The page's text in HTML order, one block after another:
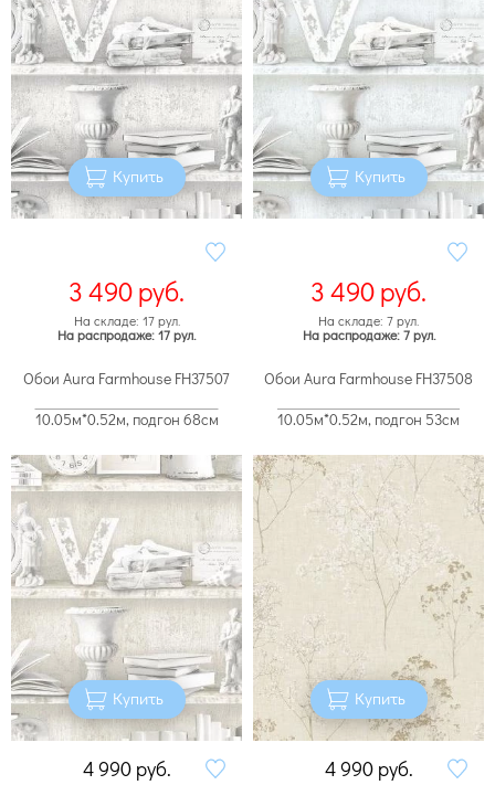
Купить
3 490руб.
На складе: 17 рул.
На распродаже: 17 рул.
Купить
3 490руб.
На складе: 7 рул.
На распродаже: 7 рул.
Обои Aura Farmhouse FH37507
10.05м*0.52м, подгон 68см
Купить
4 990 руб.
Обои Aura Farmhouse FH37508
10.05м*0.52м, подгон 53см
Купить
4 990 руб.